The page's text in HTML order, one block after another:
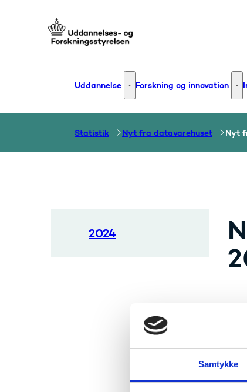
Samtykke
Uddannelse Uddannelse - Flere links
Forskning og innovation
Statistik Nyt fra datavarehuset Nyt
2024
Der